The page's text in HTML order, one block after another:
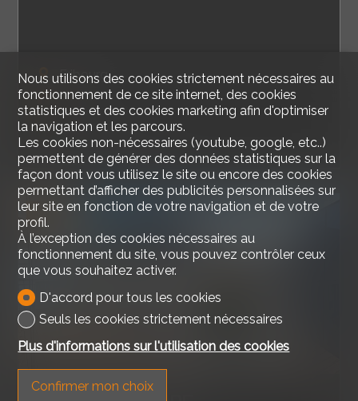
Fribourg
112 m²
4.5
Rez-de-chaussée
VENDU
Nous utilisons des cookies strictement nécessaires au
fonctionnement de ce site internet, des cookies
statistiques et des cookies marketing afin d'optimiser
la navigation et les parcours.
Les cookies non-nécessaires (youtube, google, etc..)
permettent de générer des données statistiques sur la
façon dont vous utilisez le site ou encore des cookies
permettant d’afficher des publicités personnalisées sur
leur site en fonction de votre navigation et de votre
profil.
À l’exception des cookies nécessaires au
fonctionnement du site, vous pouvez contrôler ceux
que vous souhaitez activer.
D'accord pour tous les cookies
Seuls les cookies strictement nécessaires
Plus d'informations sur l'utilisation des cookies
Confirmer mon choix